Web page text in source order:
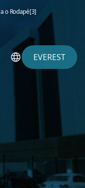
o Rodapé[3]
EVEREST